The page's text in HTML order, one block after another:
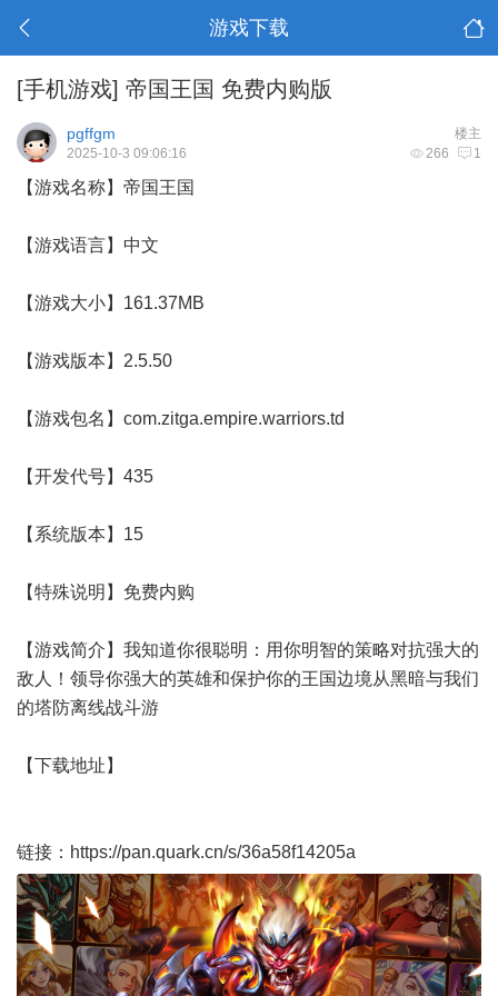
游戏下载
[手机游戏] 帝国王国 免费内购版
楼主
pgffgm
266 1
2025-10-3 09:06:16
【游戏名称】帝国王国
【游戏语言】中文
【游戏大小】161.37MB
【游戏版本】2.5.50
【游戏包名】com.zitga.empire.warriors.td
【开发代号】435
【系统版本】15
【特殊说明】免费内购
【游戏简介】我知道你很聪明：用你明智的策略对抗强大的
敌人！领导你强大的英雄和保护你的王国边境从黑暗与我们
的塔防离线战斗游
【下载地址】
链接：https://pan.quark.cn/s/36a58f14205a